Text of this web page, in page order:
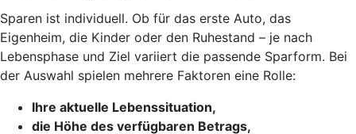
Sparen ist individuell. Ob für das erste Auto, das
Eigenheim, die Kinder oder den Ruhestand – je nach
Lebensphase und Ziel variiert die passende Sparform. Bei
der Auswahl spielen mehrere Faktoren eine Rolle:
Ihre aktuelle Lebenssituation,
die Höhe des verfügbaren Betrags,